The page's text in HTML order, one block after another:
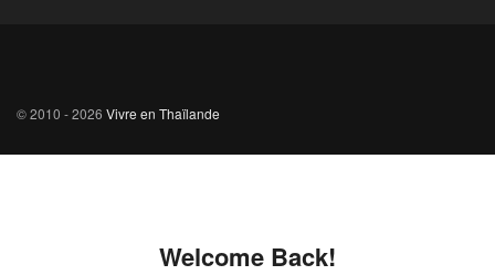
© 2010 - 2026 Vivre en Thaïlande
Welcome Back!